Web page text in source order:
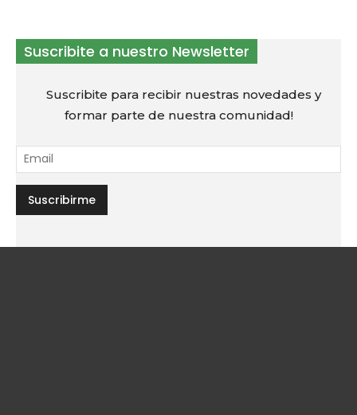
Suscribite a nuestro Newsletter
Suscribite para recibir nuestras novedades y
formar parte de nuestra comunidad!